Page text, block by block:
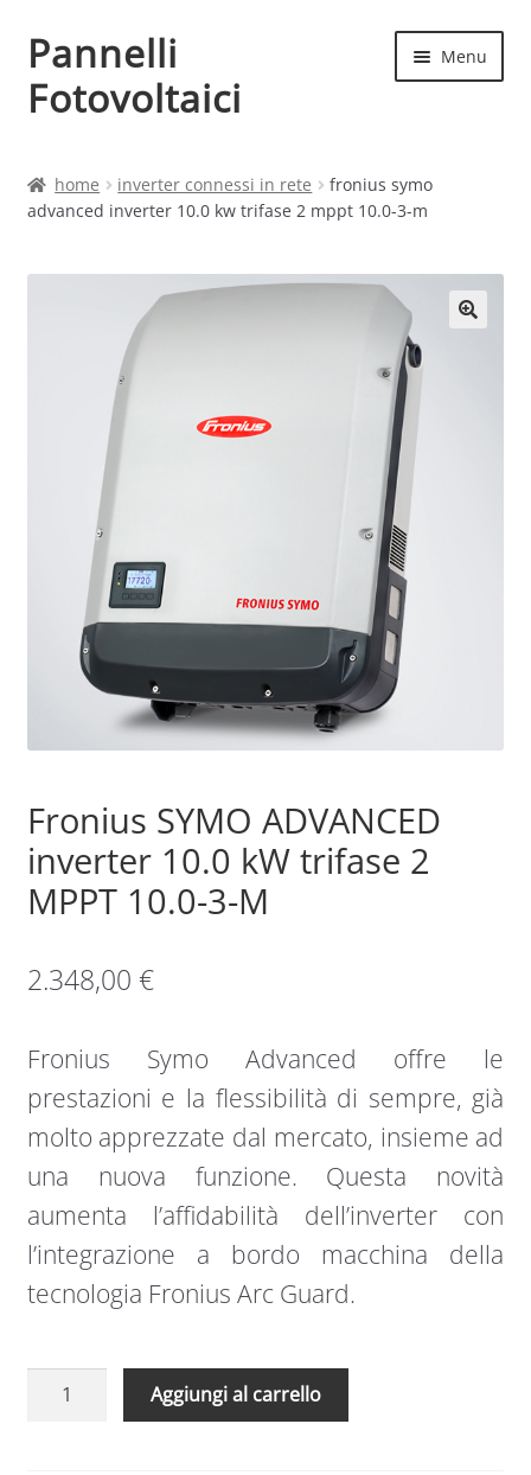
Vai
alla
navigazione
Vai
al
contenuto
Pannelli
Fotovoltaici
Menu
Cart
Checkout
My account
Produttori
Sample Page
home inverter connessi in rete
fronius symo
advanced inverter 10.0 kw trifase 2 mppt 10.0-3-m
Fronius SYMO ADVANCED
inverter 10.0 kW trifase 2
MPPT 10.0-3-M
2.348,00 €
Fronius Symo Advanced offre le
prestazioni e la flessibilità di sempre, già
molto apprezzate dal mercato, insieme ad
una nuova funzione. Questa novità
aumenta l’affidabilità dell’inverter con
l’integrazione a bordo macchina della
tecnologia Fronius Arc Guard.
Fronius
Aggiungi al carrello